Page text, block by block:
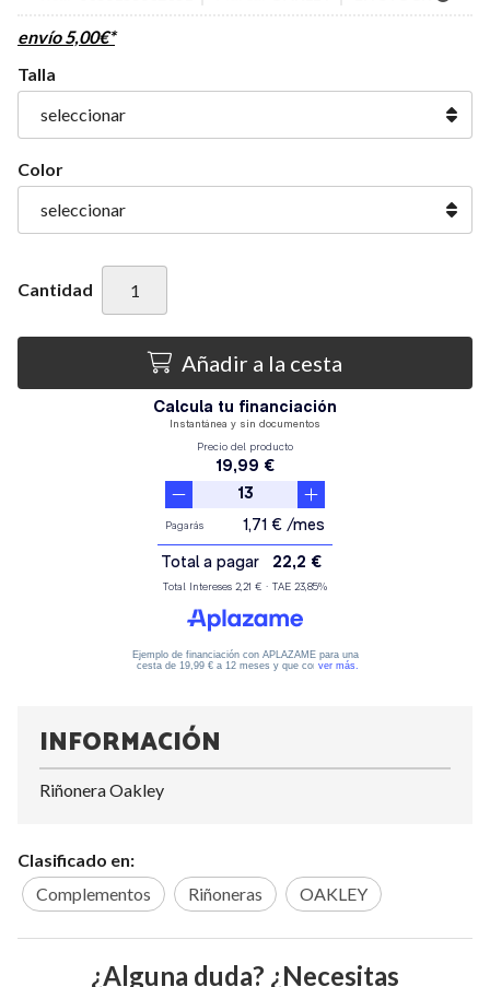
envío 5,00€*
Talla
Color
Cantidad
Añadir a la cesta
INFORMACIÓN
Riñonera Oakley
Clasificado en:
Complementos
Riñoneras OAKLEY
¿Alguna duda? ¿Necesitas